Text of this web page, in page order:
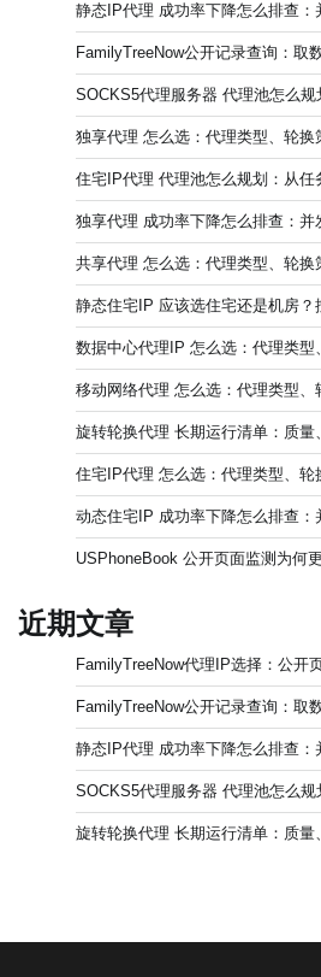
静态IP代理 成功率下降怎么排查：
FamilyTreeNow公开记录查询：取
SOCKS5代理服务器 代理池怎么
独享代理 怎么选：代理类型、轮换
住宅IP代理 代理池怎么规划：从任
独享代理 成功率下降怎么排查：并
共享代理 怎么选：代理类型、轮换
静态住宅IP 应该选住宅还是机房？
数据中心代理IP 怎么选：代理类
移动网络代理 怎么选：代理类型
旋转轮换代理 长期运行清单：质量
住宅IP代理 怎么选：代理类型、轮
动态住宅IP 成功率下降怎么排查：
USPhoneBook 公开页面监测为何
近期文章
FamilyTreeNow代理IP选择：公开
FamilyTreeNow公开记录查询：取
静态IP代理 成功率下降怎么排查：
SOCKS5代理服务器 代理池怎么
旋转轮换代理 长期运行清单：质量